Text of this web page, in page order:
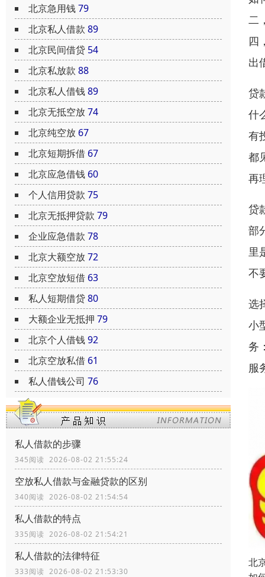
北京急用钱79
北京私人借款 89
北京民间借贷 54
北京私放款 88
北京私人借钱89
北京无抵空放74
北京纯空放 67
北京短期拆借 67
北京应急借钱 60
个人信用贷款 75
北京无抵押贷款 79
企业应急借款 78
北京大额空放72
北京空放短借 63
私人短期借贷80
大额企业无抵押 79
北京个人借钱92
北京空放私借 61
私人借钱公司 76
私人借款的步骤
345阅读 2026-08-02 21:55:24
空放私人借款与金融贷款的区别
340阅读 2026-08-02 21:54:54
私人借款的特点
335阅读 2026-08-02 21:54:21
私人借款的法律特征
333阅读 2026-08-02 21:53:30
二
四
出
贷
什
有
都
再
贷
部
里
不
选
小
务
服
北